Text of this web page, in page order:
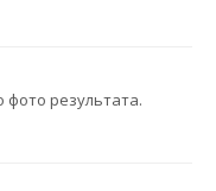
результата.